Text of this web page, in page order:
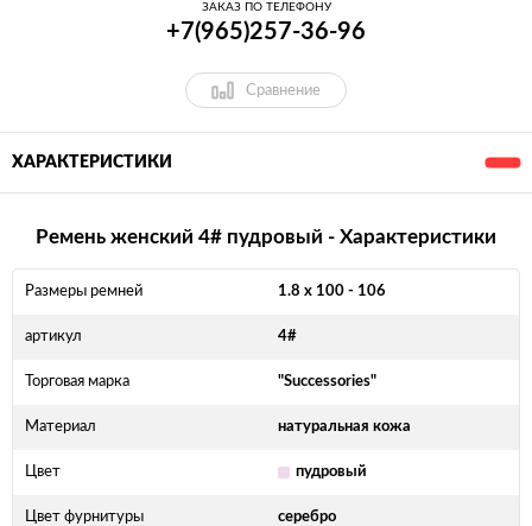
ЗАКАЗ ПО ТЕЛЕФОНУ
+7(965)257-36-96
Сравнение
ХАРАКТЕРИСТИКИ
Ремень женский 4# пудровый - Характеристики
Размеры ремней 1.8 x 100 - 106
артикул 4#
Торговая марка "Successories"
Материал натуральная кожа
Цвет пудровый
Цвет фурнитуры серебро